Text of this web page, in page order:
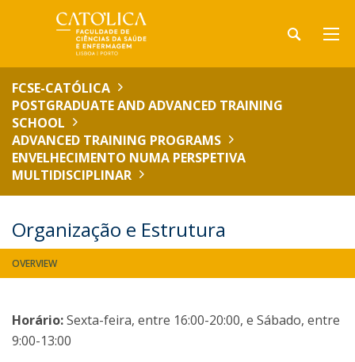
FCSE-CATÓLICA
POSTGRADUATE AND ADVANCED TRAINING
SCHOOL
ADVANCED TRAINING PROGRAMS
ENVELHECIMENTO NUMA PERSPETIVA
MULTIDISCIPLINAR
Organização e Estrutura
OVERVIEW
Horário:Sexta-feira, entre 16:00-20:00, e Sábado, entre
9:00-13:00